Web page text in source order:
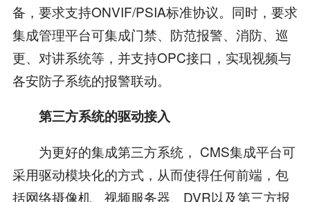
备，要求支持ONVIF/PSIA标准协议。同时，要求
集成管理平台可集成门禁、防范报警、消防、巡
更、对讲系统等，并支持OPC接口，实现视频与
各安防子系统的报警联动。
第三方系统的驱动接入
为更好的集成第三方系统， CMS集成平台可
采用驱动模块化的方式，从而使得任何前端，包
括网络摄像机、视频服务器、DVR以及第三方报